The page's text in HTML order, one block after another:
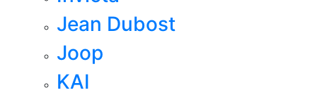
Jean Dubost
Joop
KAI